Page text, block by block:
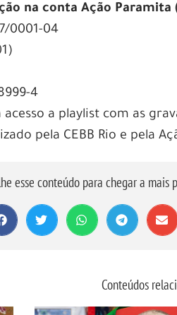
na conta Ação
0001-04
4
acesso a playlist com as
pela CEBB Rio e pela
esse conteúdo para chegar a mais
Conteúdos